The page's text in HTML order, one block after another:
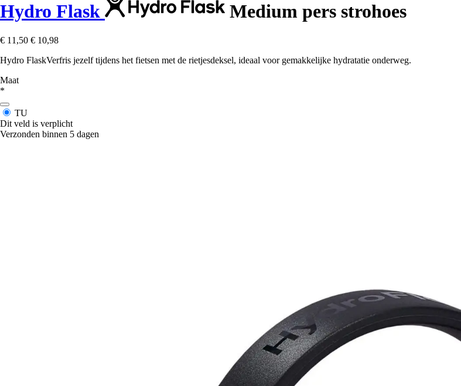
Hydro Flask Medium pers strohoes
€ 11,50 € 10,98
Hydro FlaskVerfris jezelf tijdens het fietsen met de rietjesdeksel, ideaal voor gemakkelijke hydratatie onderweg.
Maat
*
TU
Dit veld is verplicht
Verzonden binnen 5 dagen